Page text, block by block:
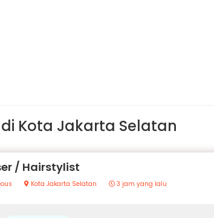
Kota Jakarta Selatan
/ Hairstylist
Kota Jakarta Selatan 3 jam yang lalu